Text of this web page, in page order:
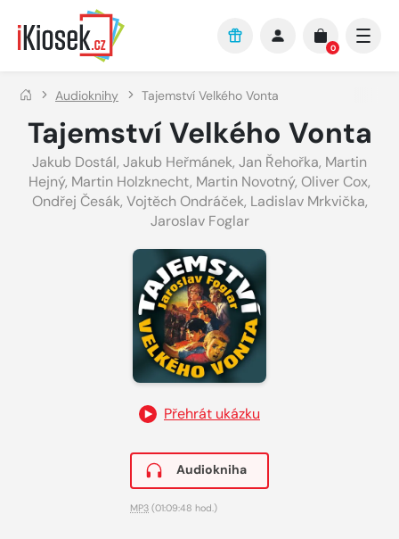
Přejít na hlavní obsah
0
Audioknihy Tajemství Velkého Vonta
Tajemství Velkého Vonta
Jakub Dostál, Jakub Heřmánek, Jan Řehořka, Martin
Hejný, Martin Holzknecht, Martin Novotný, Oliver Cox,
Ondřej Česák, Vojtěch Ondráček, Ladislav Mrkvička,
Jaroslav Foglar
Přehrát ukázku
Audiokniha
MP3 (01:09:48 hod.)